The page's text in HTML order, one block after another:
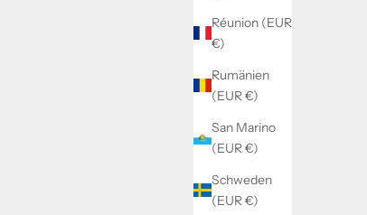
Réunion (EUR
€)
Rumänien
(EUR €)
San Marino
(EUR €)
Schweden
(EUR €)